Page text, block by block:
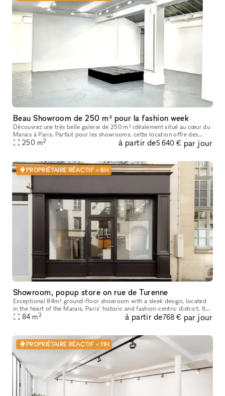
Beau Showroom de 250 m² pour la fashion week
Découvrez une très belle galerie de 250 m² idéalement situé au cœur du
Marais à Paris. Parfait pour les showrooms, cette location offre des
caractéristiques uniques telles que de hauts plafonds, des
250 m2 à partir de5 640 € par jour
PROPRIÉTAIRE RÉACTIF < 6H
Showroom, popup store on rue de Turenne
Exceptional 84m² ground-floor showroom with a sleek design, located
in the heart of the Marais, Paris’ historic and fashion-centric district. Its
prime location and flexible layout make it ideal for
84 m2 à partir de768 € par jour
PROPRIÉTAIRE RÉACTIF < 11H